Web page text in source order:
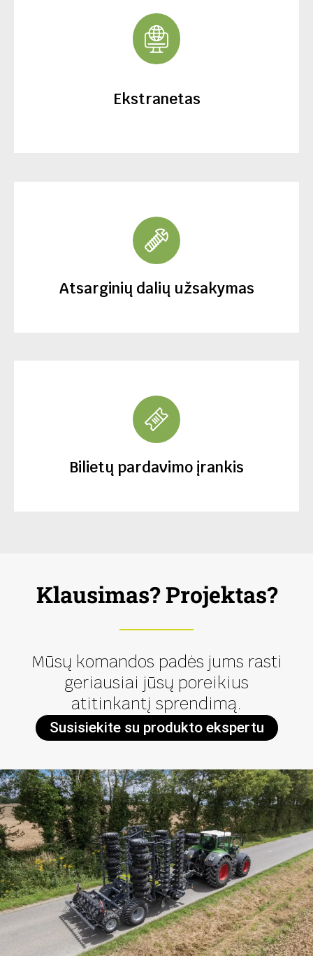
Ekstranetas
Atsarginių dalių užsakymas
Bilietų pardavimo įrankis
Klausimas? Projektas?
Mūsų komandos padės jums rasti
geriausiai jūsų poreikius
atitinkantį sprendimą.
Susisiekite su produkto ekspertu